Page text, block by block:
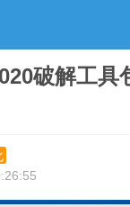
件 › 内容
破解工具